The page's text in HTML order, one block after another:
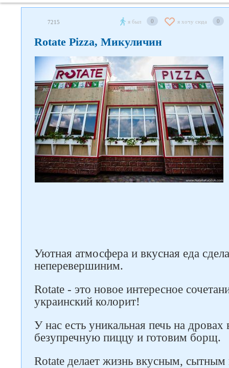
7215 я был 0 я хочу сюда 0
Rotate Pizza, Микуличин
Уютная атмосфера и вкусная еда
неперевершиним.
Rotate - это новое интересное
украинский колорит!
У нас есть уникальная печь на
безупречную пиццу и готовим борщ.
Rotate делает жизнь вкусным,
Следите за нами в соцсетях